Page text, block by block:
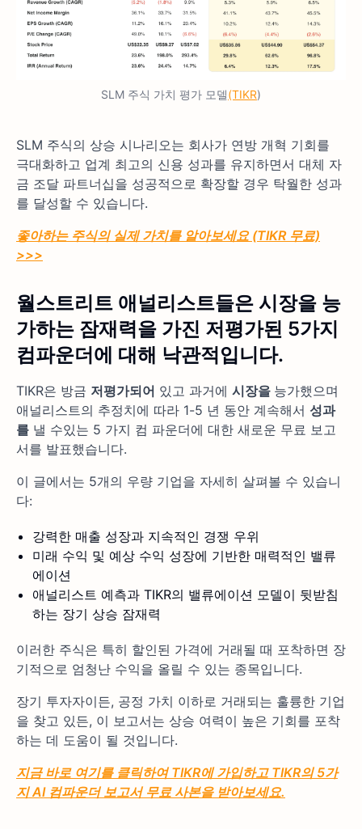
SLM 주식 가치 평가 모델(TIKR)
SLM 주식의 상승 시나리오는 회사가 연방 개혁 기회를
극대화하고 업계 최고의 신용 성과를 유지하면서 대체 자
금 조달 파트너십을 성공적으로 확장할 경우 탁월한 성과
를 달성할 수 있습니다.
좋아하는 주식의 실제 가치를 알아보세요 (TIKR 무료)
>>>
월스트리트 애널리스트들은 시장을 능
가하는 잠재력을 가진 저평가된 5가지
컴파운더에 대해 낙관적입니다.
TIKR은 방금 저평가되어 있고 과거에 시장을 능가했으며
애널리스트의 추정치에 따라 1-5 년 동안 계속해서 성과
를 낼 수있는 5 가지 컴 파운더에 대한 새로운 무료 보고
서를 발표했습니다.
이 글에서는 5개의 우량 기업을 자세히 살펴볼 수 있습니
다:
강력한 매출 성장과 지속적인 경쟁 우위
미래 수익 및 예상 수익 성장에 기반한 매력적인 밸류
에이션
애널리스트 예측과 TIKR의 밸류에이션 모델이 뒷받침
하는 장기 상승 잠재력
이러한 주식은 특히 할인된 가격에 거래될 때 포착하면 장
기적으로 엄청난 수익을 올릴 수 있는 종목입니다.
장기 투자자이든, 공정 가치 이하로 거래되는 훌륭한 기업
을 찾고 있든, 이 보고서는 상승 여력이 높은 기회를 포착
하는 데 도움이 될 것입니다.
지금 바로 여기를 클릭하여 TIKR에 가입하고 TIKR의 5가
지 AI 컴파운더 보고서 무료 사본을 받아보세요.